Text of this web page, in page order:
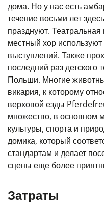
дома. Но у нас есть
течение восьми лет
празднуют.
местный хор
выступлений. Также
последний раз детского
Польши. Многие
викария, к которому
верховой езды
множество, в основном
культуры, спорта и
домика, который
стандартам и делает
сцены еще более
Затраты